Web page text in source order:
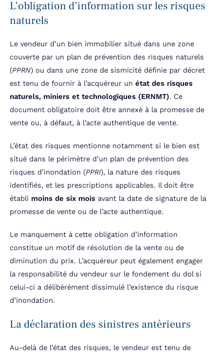
L’obligation d’information sur les risques
naturels
Le vendeur d’un bien immobilier situé dans une zone
couverte par un plan de prévention des risques naturels
(PPRN) ou dans une zone de sismicité définie par décret
est tenu de fournir à l’acquéreur un état des risques
naturels, miniers et technologiques (ERNMT). Ce
document obligatoire doit être annexé à la promesse de
vente ou, à défaut, à l’acte authentique de vente.
L’état des risques mentionne notamment si le bien est
situé dans le périmètre d’un plan de prévention des
risques d’inondation (PPRI), la nature des risques
identifiés, et les prescriptions applicables. Il doit être
établi moins de six mois avant la date de signature de la
promesse de vente ou de l’acte authentique.
Le manquement à cette obligation d’information
constitue un motif de résolution de la vente ou de
diminution du prix. L’acquéreur peut également engager
la responsabilité du vendeur sur le fondement du dol si
celui-ci a délibérément dissimulé l’existence du risque
d’inondation.
La déclaration des sinistres antérieurs
Au-delà de l’état des risques, le vendeur est tenu de